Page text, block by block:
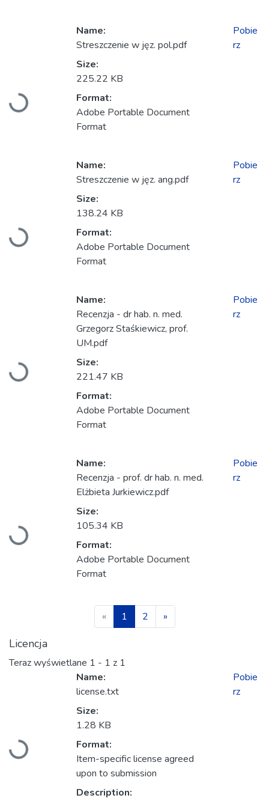
Ładowanie...
Name:
Streszczenie w jęz. pol.pdf
Size:
225.22 KB
Format:
Adobe Portable Document
Format
Pobie
rz
Ładowanie...
Name:
Streszczenie w jęz. ang.pdf
Size:
138.24 KB
Format:
Adobe Portable Document
Format
Pobie
rz
Ładowanie...
Name:
Recenzja - dr hab. n. med.
Grzegorz Staśkiewicz, prof.
UM.pdf
Size:
221.47 KB
Format:
Adobe Portable Document
Format
Pobie
rz
Ładowanie...
Name:
Recenzja - prof. dr hab. n. med.
Elżbieta Jurkiewicz.pdf
Size:
105.34 KB
Format:
Adobe Portable Document
Format
Pobie
rz
« 1(current)
2 »
Licencja
Teraz wyświetlane 1 - 1 z 1
Ładowanie...
Name:
license.txt
Size:
1.28 KB
Format:
Item-specific license agreed
upon to submission
Description:
Pobie
rz